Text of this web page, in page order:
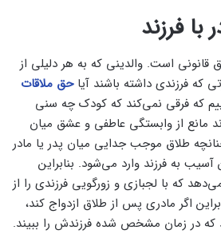
فرزند
است. والدینی که به هر دلیلی از
که فرزندی داشته باشند آیاحق ملاقات
که فرقی نمی‌کند که کودک چه سنی
مانع از وابستگی عاطفی و عشق میان
طلاق موجب جدایی میان پدر یا مادر
آسیب به فرزند وارد می‌شود. بنابراین
که با لجبازی و زورگویی فرزندی را از
اگر مادری پس از طلاق ازدواج کند،
که در زمان مشخص‌ شده فرزندش را ببیند.